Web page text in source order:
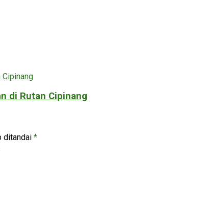
di Rutan Cipinang
ditandai *